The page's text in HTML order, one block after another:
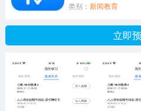
类别： 新闻教育
立即